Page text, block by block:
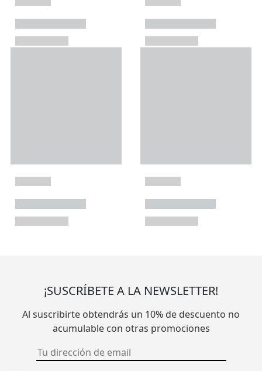
¡SUSCRÍBETE A LA NEWSLETTER!
Al suscribirte obtendrás un 10% de descuento no
acumulable con otras promociones